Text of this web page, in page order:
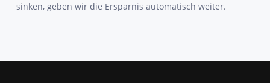
sinken, geben wir die Ersparnis automatisch weiter.